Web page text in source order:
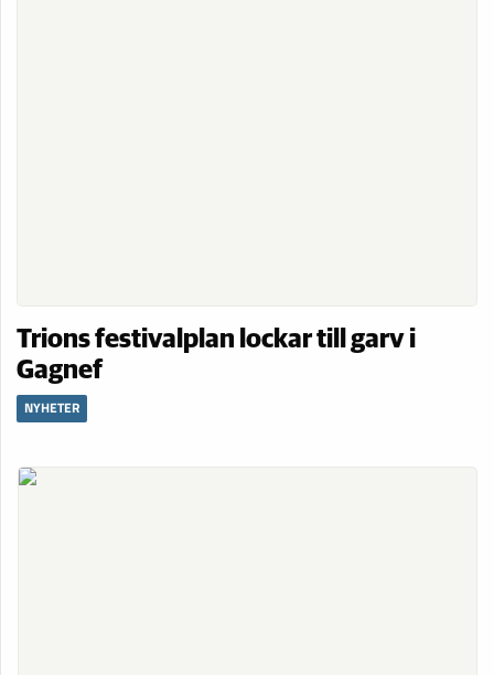
Trions festivalplan lockar till garv i
Gagnef
NYHETER